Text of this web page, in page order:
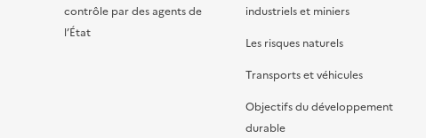
contrôle par des agents de
l’État
industriels et miniers
Les risques naturels
Transports et véhicules
Objectifs du développement
durable